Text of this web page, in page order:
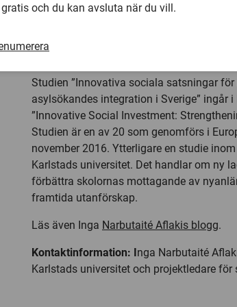
samhällsklimat. Vi kommer även att
i planeringen och genomförandet av
projektledare för studien.
Studien ”Innovativa sociala satsningar
asylsökandes integration i Sverige” ingår
”Innovative Social Investment:
Studien är en av 20 som genomförs i
november 2016. Ytterligare en studie
Karlstads universitet. Det handlar om ny
förbättra skolornas mottagande av
framtida utanförskap.
Läs även Inga Narbutaité Aflakis blogg.
Kontaktinformation: Inga Narbutaité
Karlstads universitet och projektledare för
gratis och du kan avsluta när du vill.